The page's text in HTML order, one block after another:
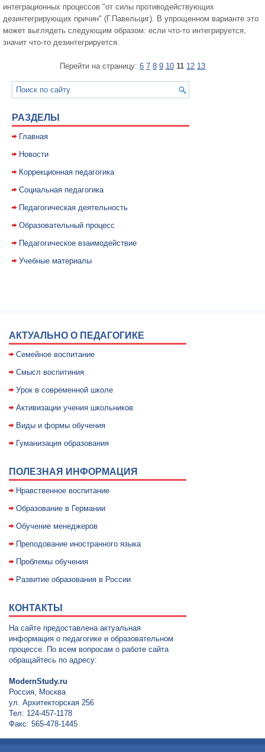
интеграционных процессов "от силы противодействующих
дезинтегрирующих причин" (Г.Павельциг). В упрощенном варианте это
может выглядеть следующим образом: если что-то интегрируется,
значит что-то дезинтегрируется.
Перейти на страницу: 6 7 8 9 10 11 12 13
РАЗДЕЛЫ
Главная
Новости
Коррекционная педагогика
Социальная педагогика
Педагогическая деятельность
Образовательный процесс
Педагогическое взаимодействие
Учебные материалы
АКТУАЛЬНО О ПЕДАГОГИКЕ
Семейное воспитание
Смысл воспитиния
Уpок в совpеменной школе
Активизации учения школьников
Виды и формы обучения
Гуманизация образования
ПОЛЕЗНАЯ ИНФОРМАЦИЯ
Нравственное воспитание
Образование в Германии
Обучение менеджеров
Преподование иностранного языка
Проблемы обучения
Развитие образования в России
КОНТАКТЫ
На сайте предоставлена актуальная
информация о педагогике и образовательном
процессе. По всем вопросам о работе сайта
обращайтесь по адресу:
ModernStudy.ru
Россия, Москва
ул. Архитекторская 256
Тел: 124-457-1178
Факс: 565-478-1445